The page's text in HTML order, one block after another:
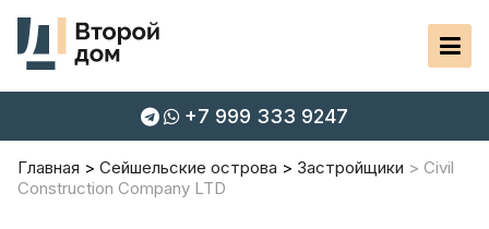
+7 999 333 9247
Главная Сейшельские острова Застройщики
Civil
Construction Company LTD